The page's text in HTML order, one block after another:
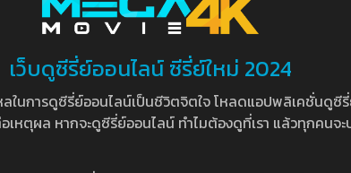
เว็บดูซีรี่ย์ออนไลน์ ซีรี่ย์ใหม่ 2024
การดูซีรี่ย์ออนไลน์เป็นชีวิตจิตใจ โหลดแอปพลิเคชั่นดูซี
เหตุผล หากจะดูซีรี่ย์ออนไลน์ ทำไมต้องดูที่เรา แล้วทุกคน